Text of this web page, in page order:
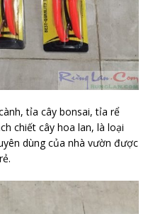
tỉa cây bonsai, tỉa rể
chiết cây hoa lan, là loại
dùng của nhà vườn được